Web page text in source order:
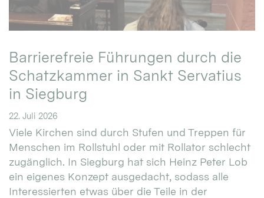
Barrierefreie Führungen durch die
Schatzkammer in Sankt Servatius
in Siegburg
22. Juli 2026
Viele Kirchen sind durch Stufen und Treppen für
Menschen im Rollstuhl oder mit Rollator schlecht
zugänglich. In Siegburg hat sich Heinz Peter Lob
ein eigenes Konzept ausgedacht, sodass alle
Interessierten etwas über die Teile in der